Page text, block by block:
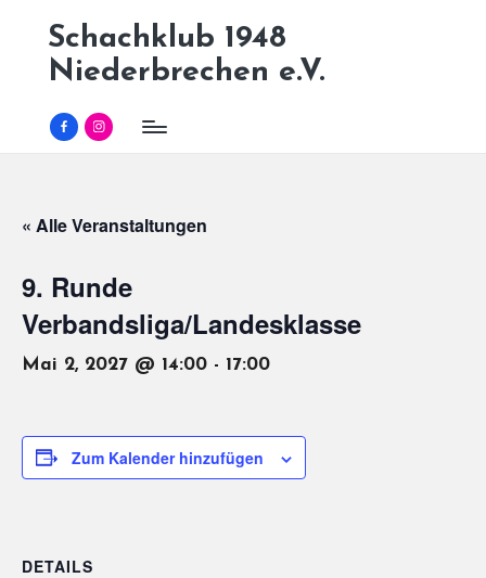
Schachklub 1948
Niederbrechen e.V.
Facebook
Instagram
« Alle Veranstaltungen
9. Runde
Verbandsliga/Landesklasse
Mai 2, 2027 @ 14:00 - 17:00
Zum Kalender hinzufügen
DETAILS